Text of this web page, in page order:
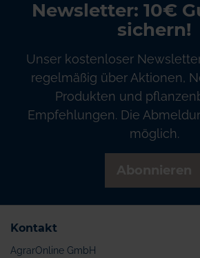
Newsletter: 10€
sichern!
Unser kostenloser
regelmäßig über Aktionen,
Produkten und
Empfehlungen. Die
möglich.
Kontakt
AgrarOnline GmbH